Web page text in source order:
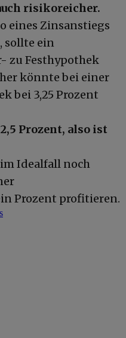
risikoreicher.
eines Zinsanstiegs
sollte ein
zu Festhypothek
könnte bei einer
bei 3,25 Prozent
Prozent, also ist
Idealfall noch
Prozent profitieren.